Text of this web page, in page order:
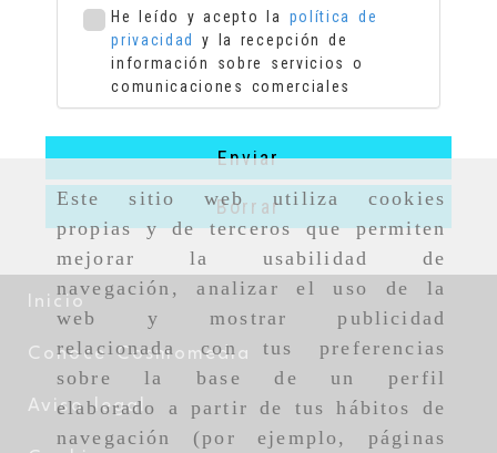
Este sitio web utiliza cookies
propias y de terceros que permiten
mejorar la usabilidad de
navegación, analizar el uso de la
web y mostrar publicidad
relacionada con tus preferencias
sobre la base de un perfil
elaborado a partir de tus hábitos de
navegación (por ejemplo, páginas
He leído y acepto la política de
privacidad
y la recepción de
información sobre servicios o
comunicaciones comerciales
Enviar
Borrar
Inicio
Conoce Cosmomedia
Aviso legal